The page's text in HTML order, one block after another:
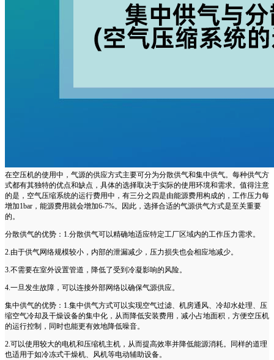
在空压机的使用中，气源的供应方式主要可分为分散供气和集中供气。每种供气方
式都有其独特的优点和缺点，具体的选择取决于实际的使用环境和需求。值得注意
的是，空气压缩系统的运行费用中，有三分之四是由能源费用构成的，工作压力每
增加1bar，能源费用就会增加6-7%。因此，选择合适的气源供气方式是至关重要
的。
分散供气的优势：1.分散供气可以精确地适应特定工厂区域内的工作压力需求。
2.由于供气网络规模较小，内部的泄漏减少，压力损失也会相应地减少。
3.不需要在室外设置管道，降低了受到冷凝影响的风险。
4.一旦发生故障，可以连接外部网络以确保气源供应。
集中供气的优势：1.集中供气方式可以实现空气过滤、机房通风、冷却水处理、压
缩空气冷却及干燥设备的集中化，从而降低安装费用，减小占地面积，方便空压机
的运行控制，同时也能更有效地降低噪音。
2.可以使用较大的电机和压缩机主机，从而提高效率并降低能源消耗。同样的道理
也适用于如冷冻式干燥机、风机等电动辅助设备。